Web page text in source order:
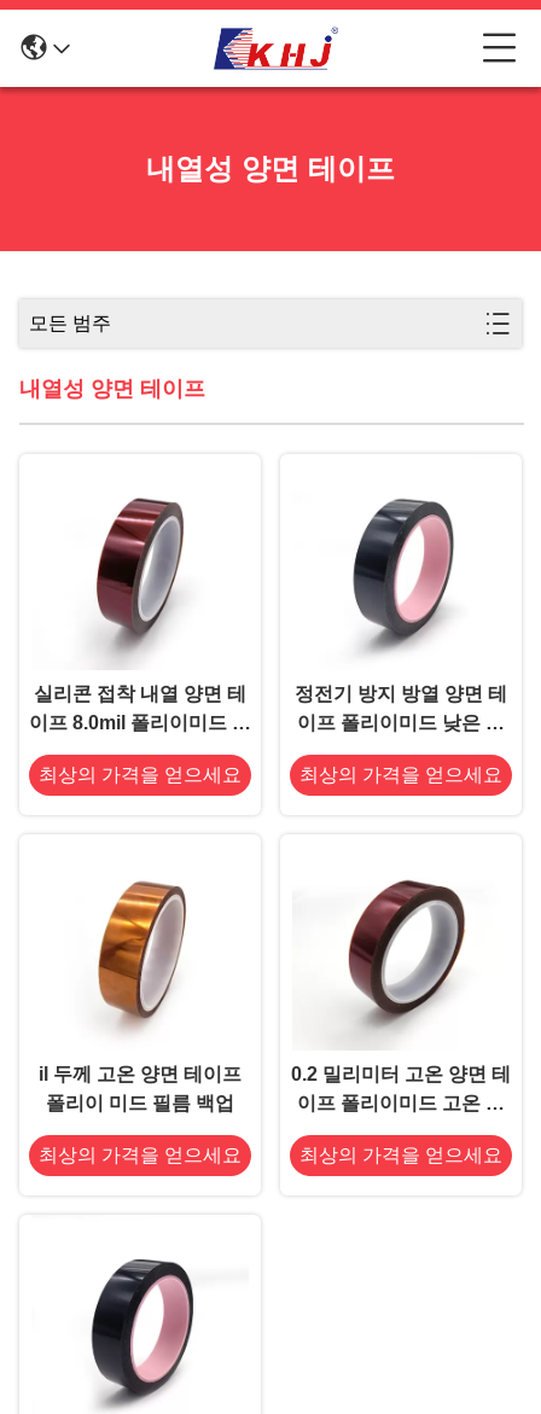
내열성 양면 테이프
모든 범주
내열성 양면 테이프
실리콘 접착 내열 양면 테
이프 8.0mil 폴리이미드 테
이프
최상의 가격을 얻으세요
정전기 방지 방열 양면 테
이프 폴리이미드 낮은 정
전기 방전
최상의 가격을 얻으세요
il 두께 고온 양면 테이프
폴리이 미드 필름 백업
최상의 가격을 얻으세요
0.2 밀리미터 고온 양면 테
이프 폴리이미드 고온 양
면 테이프, 0.2 밀리미터
열 저항성 2 측면 테이프
최상의 가격을 얻으세요